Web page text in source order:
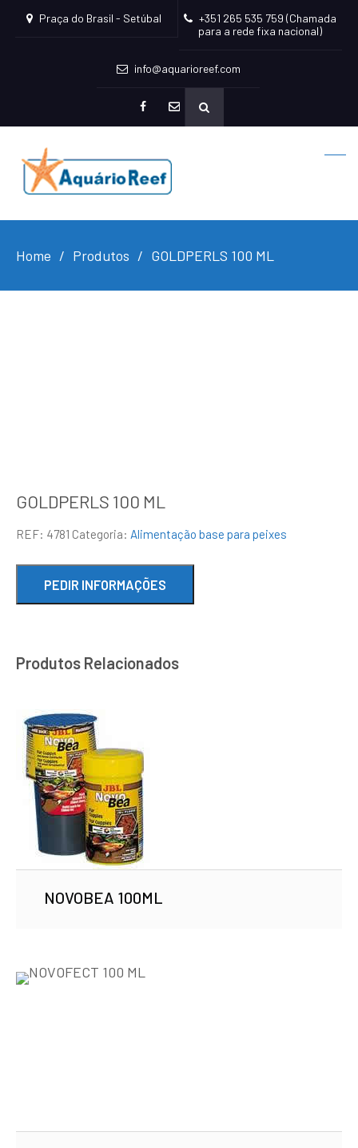
Praça do Brasil - Setúbal
+351 265 535 759 (Chamada
para a rede fixa nacional)
info@aquarioreef.com
mailto
Home Produtos GOLDPERLS 100 ML
GOLDPERLS 100 ML
REF: 4781 Categoria: Alimentação base para peixes
Produtos Relacionados
NOVOBEA 100ML